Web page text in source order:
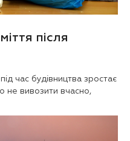
після
час будівництва зростає
не вивозити вчасно,